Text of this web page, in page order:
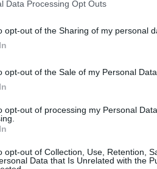
Data Processing Opt Outs
opt-out of the Sharing of my personal
opt-out of the Sale of my Personal Data.
opt-out of processing my Personal
opt-out of Collection, Use, Retention,
Data that Is Unrelated with the